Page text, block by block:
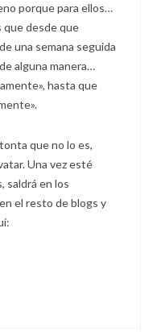
porque para ellos…
que desde que
una semana seguida
alguna manera…
hasta que
que no lo es,
Una vez esté
saldrá en los
el resto de blogs y